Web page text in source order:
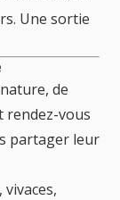
Une sortie
de
rendez-vous
partager leur
, vivaces,